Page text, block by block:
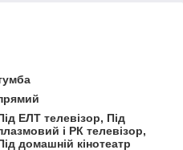
ЕЛТ телевізор, Під
і РК телевізор,
домашній кінотеатр